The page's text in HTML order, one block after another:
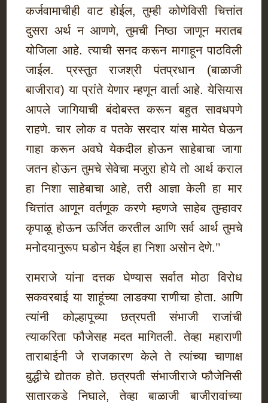
कर्जवामाचीही वाट होईल, तुम्ही कोणेविसी चित्तांत
दुसरा अर्थ न आणणे, तुमची निष्ठा जाणून मरातब
योजिला आहे. त्याची सनद करून मागाहून पाठविली
जाईल. प्रस्तुत राजश्री पंतप्रधान (बाळाजी
बाजीराव) या प्रांते येणार म्हणून वार्ता आहे. येसियास
आपले जागियाची बंदोबस्त करून बहुत सावधपणे
राहणे. चार लोक व पतके सरदार यांस मायेत घेऊन
गाहा करून अवघे येकदील होऊन साहेबाचा जागा
जतन होऊन तुमचे सेवेचा मजुरा होये तो आर्थ कराल
हा निशा साहेबाचा आहे, तरी आज्ञा केली हा मार
चित्तांत आणून वर्तणूक करणे म्हणजे साहेब तुम्हावर
कृपाळू होऊन ऊर्जित करतील आणि सर्व आर्थ तुमचे
मनोदयानुरूप घडोन येईल हा निशा असोन देणे.’’
रामराजे यांना दत्तक घेण्यास सर्वात मोठा विरोध
सकवरबाई या शाहूंच्या लाडक्या राणीचा होता. आणि
त्यांनी कोल्हापूच्या छत्रपती संभाजी राजांची
त्याकरिता फौजेसह मदत मागितली. तेव्हा महाराणी
ताराबाईनी जे राजकारण केले ते त्यांच्या चाणाक्ष
बुद्धीचे द्योतक होते. छत्रपती संभाजीराजे फौजेनिसी
सातारकडे निघाले, तेव्हा बाळाजी बाजीरावांच्या